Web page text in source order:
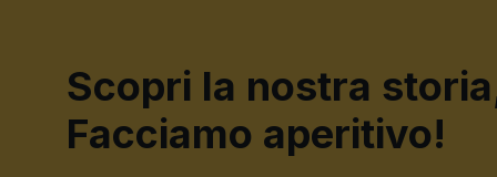
Scopri la nostra
Facciamo aperitivo!